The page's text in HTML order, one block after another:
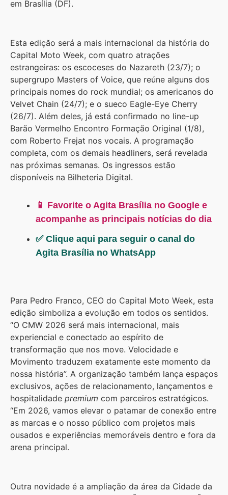
em Brasília (DF).
Esta edição será a mais internacional da história do
Capital Moto Week, com quatro atrações
estrangeiras: os escoceses do Nazareth (23/7); o
supergrupo Masters of Voice, que reúne alguns dos
principais nomes do rock mundial; os americanos do
Velvet Chain (24/7); e o sueco Eagle-Eye Cherry
(26/7). Além deles, já está confirmado no line-up
Barão Vermelho Encontro Formação Original (1/8),
com Roberto Frejat nos vocais. A programação
completa, com os demais headliners, será revelada
nas próximas semanas. Os ingressos estão
disponíveis na Bilheteria Digital.
📱 Favorite o Agita Brasília no Google e
acompanhe as principais notícias do dia
✅ Clique aqui para seguir o canal do
Agita Brasília no WhatsApp
Para Pedro Franco, CEO do Capital Moto Week, esta
edição simboliza a evolução em todos os sentidos.
“O CMW 2026 será mais internacional, mais
experiencial e conectado ao espírito de
transformação que nos move. Velocidade e
Movimento traduzem exatamente este momento da
nossa história”. A organização também lança espaços
exclusivos, ações de relacionamento, lançamentos e
hospitalidade premium com parceiros estratégicos.
“Em 2026, vamos elevar o patamar de conexão entre
as marcas e o nosso público com projetos mais
ousados e experiências memoráveis dentro e fora da
arena principal.
Outra novidade é a ampliação da área da Cidade da